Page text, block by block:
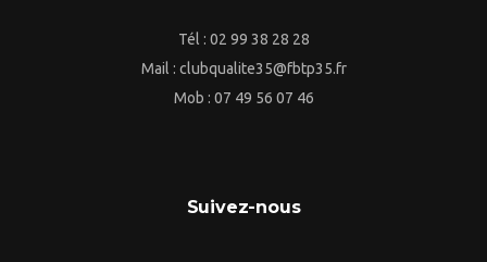
Tél : 02 99 38 28 28
Mail : clubqualite35@fbtp35.fr
Mob : 07 49 56 07 46
Suivez-nous